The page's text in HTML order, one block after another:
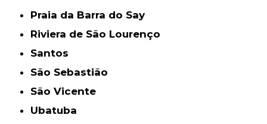
Praia da Barra do Say
Riviera de São Lourenço
Santos
São Sebastião
São Vicente
Ubatuba